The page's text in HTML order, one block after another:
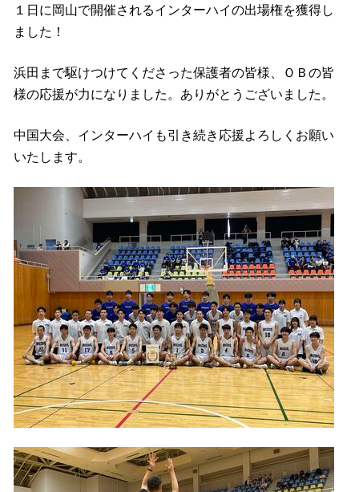
１日に岡山で開催されるインターハイの出場権を獲得し
ました！
浜田まで駆けつけてくださった保護者の皆様、ＯＢの皆
様の応援が力になりました。ありがとうございました。
中国大会、インターハイも引き続き応援よろしくお願い
いたします。